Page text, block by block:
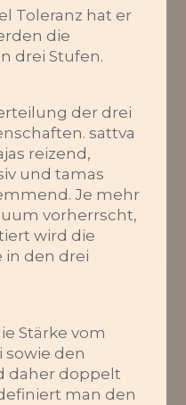
Toleranz hat er
die
drei Stufen.
der drei
sattva
reizend,
und tamas
Je mehr
vorherrscht,
wird die
in den drei
Stärke vom
sowie den
daher doppelt
man den